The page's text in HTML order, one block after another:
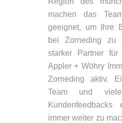
machen das
geeignet, um Ihre
bei Zorneding zu
starker Partner
Appler + Wöhry
Zorneding aktiv.
Team und
Kundenfeedbacks
immer weiter zu